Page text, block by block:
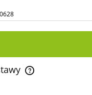
kosztów płatności